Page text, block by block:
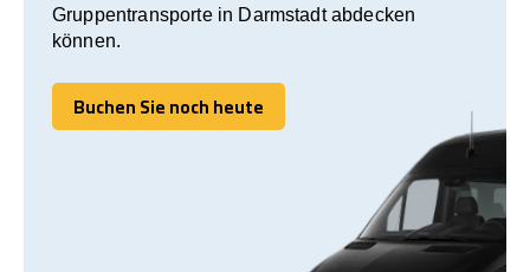
Gruppentransporte in Darmstadt abdecken
können.
Buchen Sie noch heute
Buchen Sie noch heute